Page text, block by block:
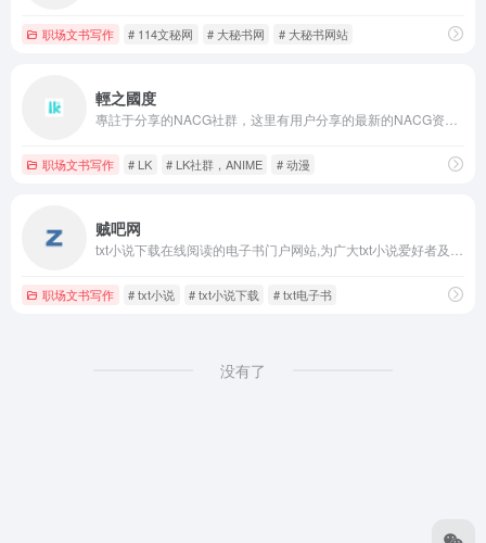
职场文书写作 # 114文秘网 # 大秘书网 # 大秘书网站
輕之國度
职场文书写作 # LK # LK社群，ANIME # 动漫
贼吧网
职场文书写作 # txt小说 # txt小说下载 # txt电子书
没有了